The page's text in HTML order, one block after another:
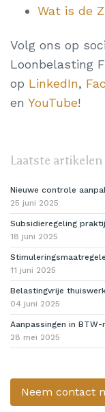
Wat is de
Volg ons op
Loonbelasting
op LinkedIn,
en YouTube!
Laatste artikelen
Nieuwe controle
25 juni 2025
Subsidieregeling
18 juni 2025
11 juni 2025
Belastingvrije
04 juni 2025
Aanpassingen in
28 mei 2025
Neem contact